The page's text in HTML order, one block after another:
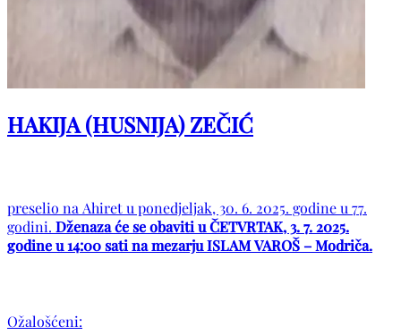
HAKIJA (HUSNIJA) ZEČIĆ
preselio na Ahiret u ponedjeljak, 30. 6. 2025. godine u 77.
godini. Dženaza će se obaviti u ČETVRTAK, 3. 7. 2025.
godine u 14:00 sati na mezarju ISLAM VAROŠ – Modriča.
Ožalošćeni: